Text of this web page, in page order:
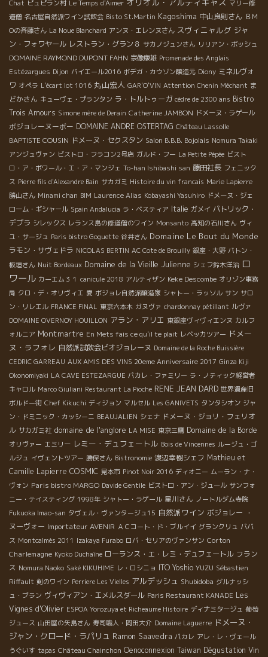
Chat ピュピラン村 Le Temps d'Aimer
マリー修
道僧 名古屋自然派ワイン試飲会 Bisto St.Martin Kagoshima 中山良則さん ＢＭ
Оの斉藤さん La Noue Blanchard アンヌ・エレンヌさん スヴィニャルグ ジャ
ン・フォワヤール レストラン・グラン８ サカノジュンさん リリアン・ボッシュ
DOMAINE RAYMOND DUPONT FAHN 宗像康雄 Promenade des Anglais
Estézargues Dijon バイエール2016 ボデガ・カウゾン醸造元 Diony ミネルヴォ
ワ オペラ L'écart lot 1016 丸山宏人 GAR'O'VIN Attention Chenin Méchant ま
どかさん キューヴェ・プランタン ラ・トルトゥーガ cèdre de 2300 ans Bistro
Trois Amours Simone mère de Derain Catherine JAMBON ドメーヌ・ラゲール
ボジョレーヌーボー DOMAINE ANDRE OSTERTAG Château Lassolle
BAPTISTE COUSIN ドメーヌ・セクスタン Salon B.B.B. Bojolais Nomura Takaki
アンジュヴァン ビストロ・フラコン2号店 ガルド・フー La Petite Pépée ビスト
ロ・ア・ボワール・エ・ア・マンジェ To-han Ishibashi san 藤田社長 フェニック
ス Pierre fils d'Alexandre Bain サカガミ Histoire du vin francais Marie Lapierre
勝山さん Minami chan BIM Laurence Alias Kobayashi Yasuhiro ドメーヌ・ジェ
ローム・ギシャール Spain Andalucia ラ・ベスティア Italie ガメイ パトリック・
デプラ シレックス レランス島の修道僧のワイン Monsanto 高知の石川さん ヴィ
ユ・サージュ Paris bistro Goguette 谷井さん Domaine Le Bout du Monde
ラモン・サヴェドラ NICOLAS BERTIN AC Cote de Brouilly 銀座・大野 バトン・
板垣さん Nuit Bordeaux Domaine de la Vieille Julienne シェフ鈴木洋治 ロ
ワール カーエム３１ canicule 2018 アルティザン Keke Descombe オリゾン事務
局 クロ・デ・オリヴィエ 愛 ボジョレ自然派醸造家 シャトー・ラッソル サン サロ
ン・リレエル FRANCE FINAL 東京六本木 ガヌヴァ chardonnay pétillant ルヴァ
DOMAINE OVERNOY HOUILLON アラン・アリエ 東銀座ヴィヴィエンヌ カルフ
ォルニア Montmartre En Mets fais ce qu'il te plait レベッカツアー ドメー
ヌ・ラフォレ 自然派試飲会ビオジョレーヌ Domaine de la Roche Buissière
CEDRIC GARREAU AUX AMIS DES VINS 20eme Anniversaire 2017 Ginza Kiji
Okonomiyaki LA CAVE ESTEZARGUE パカレ・ファミリー ラ・ノティック経営者
キャロル Marco Giuliani Restaurant La Pioche RENE JEAN DARD 世界遺産旧
ボルドー街 Chef Kikuchi ディジョン マルセル Les GANIVETS タンタシオン ジャ
ン・ドミニック・カッシーニ BEAUJALIEN シェナ ドメーヌ・ジョリ・フェリオ
ル サカガミ社 domaine de l'anglore LA MISE 東京三鷹 Domaine de la Borde
オリヴァー エミリー レミー・デュフェートル Bois de Vincennes ルージュ・ゴ
ルジュ イヴェントツアー 勝俣さん Bistronomie 渡辺幸樹シェフ Mathieu et
Camille Lapierre COSMIC 見本市 Pinot Noir 2016 ディオニー ムーラン・ナ・
ヴォン Paris bistro MARGO Davide Gentile ビストロ・アン・ジュール サンフォ
ニー・テイスティング 1998年 シャトー・ラゲール 星川さん ノートルダム寺院
Fukuoka Imao-san タヴェル・ヴァンタージュ15 自然派ワイン ボジョレー ・
ヌーヴォー Importateur AVENIR ＡＣコート・ド・ブルイイ グランクリュ ババ
ス Montcalmès 2011 Izakaya Furabo ロバ・セリアのヴァンサン Corton
Charlemagne Kyoko Duchaîne ローランス・エ・レミ・デュフェートル フラン
ス Nomura Naoko Saké KIKUHIME レ・ロシニョ ITO Yoshio YUZU Sébastien
Riffault 剣のワイン Perriere Les Vielles アルデッシュ Shubidoba グルナッシ
ュ・ブラン ヴィヴィアン・エメルスダール Paris Restaurant KANADE Les
Vignes d'Olivier ESPOA Yorozuya et Richeaume Histoire ディナミタージュ 葡萄
ジュース 山田屋の矢島さん 寿司職人・岡田大介 Domaine Laguerre ドメーヌ・
ジャン・クロード・ラパリュ Ramon Saavedra パカレ アレ・レ・ヴェール
うぐいす tapas Château Chainchon Oenoconnexion Taiwan Dégustation Vin